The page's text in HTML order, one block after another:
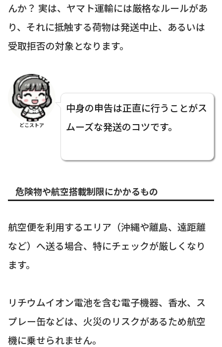
んか？ 実は、ヤマト運輸には厳格なルールがあ
り、それに抵触する荷物は発送中止、あるいは
受取拒否の対象となります。
どこストア
中身の申告は正直に行うことがス
ムーズな発送のコツです。
危険物や航空搭載制限にかかるもの
航空便を利用するエリア（沖縄や離島、遠距離
など）へ送る場合、特にチェックが厳しくなり
ます。
リチウムイオン電池を含む電子機器、香水、ス
プレー缶などは、火災のリスクがあるため航空
機に乗せられません。